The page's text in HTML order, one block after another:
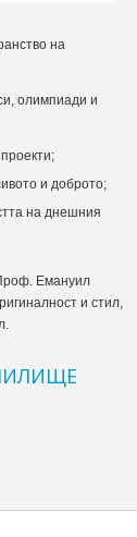
на
олимпиади и
и доброто;
на днешния
Емануил
и стил,